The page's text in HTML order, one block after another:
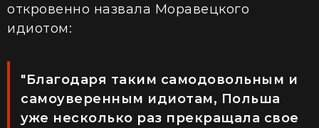
откровенно назвала Моравецкого
идиотом:
"Благодаря таким самодовольным и
самоуверенным идиотам, Польша
уже несколько раз прекращала свое